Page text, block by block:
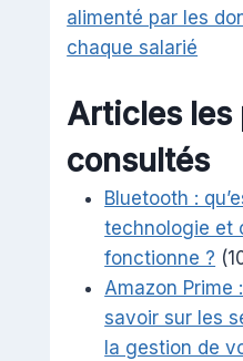
alimenté par les
chaque salarié
Articles les
consultés
Bluetooth :
technologie et
fonctionne ?
Amazon Prime
savoir sur les
la gestion de